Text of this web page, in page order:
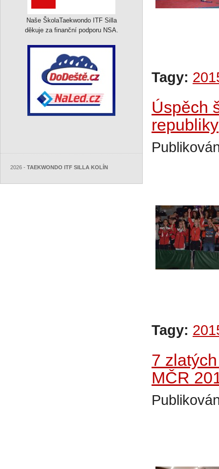
Naše ŠkolaTaekwondo ITF Silla
děkuje za finanční podporu NSA.
2026 - TAEKWONDO ITF SILLA KOLÍN
Tagy:
Úspěch
republiky
Tagy:
7
MČR